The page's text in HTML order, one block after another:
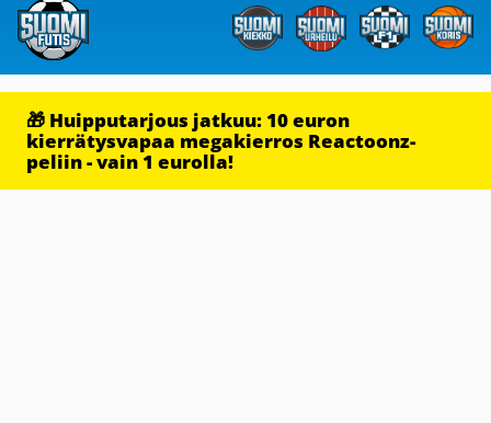
🎁 Huipputarjous jatkuu: 10 euron
kierrätysvapaa megakierros Reactoonz-
peliin - vain 1 eurolla!